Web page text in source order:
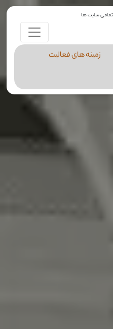
تمامی سایت ها
زمینه های فعالیت